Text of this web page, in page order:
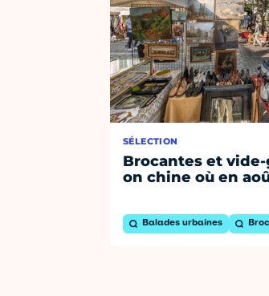
SÉLECTION
Brocantes et
on chine où en
Balades urbaines